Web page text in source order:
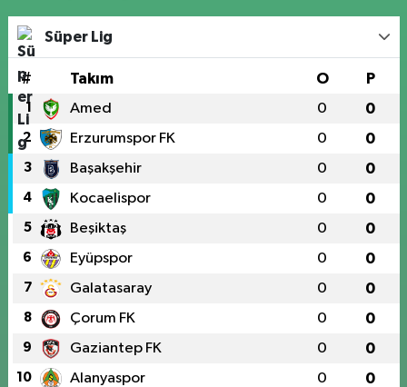
Süper Lig
# Takım O P
1 Amed 0 0
2 Erzurumspor FK 0 0
3 Başakşehir 0 0
4 Kocaelispor 0 0
5 Beşiktaş 0 0
6 Eyüpspor 0 0
7 Galatasaray 0 0
8 Çorum FK 0 0
9 Gaziantep FK 0 0
10 Alanyaspor 0 0